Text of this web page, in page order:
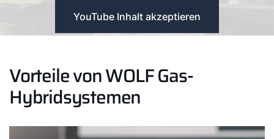
YouTube Inhalt akzeptieren
Vorteile von WOLF Gas-
Hybridsystemen